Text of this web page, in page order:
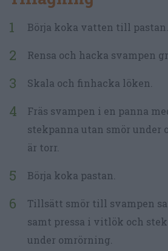
Börja koka vatten till pastan.
Rensa och hacka svampen
Skala och finhacka löken.
Fräs svampen i en panna
stekpanna utan smör under
är torr.
Börja koka pastan.
Tillsätt smör till svampen
samt pressa i vitlök och
under omrörning.